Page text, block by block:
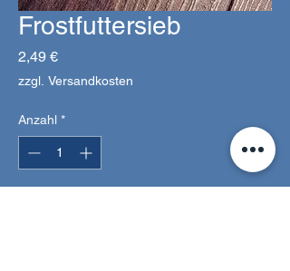
Frostfuttersieb
2,49 €Preis
zzgl. Versandkosten
Anzahl *